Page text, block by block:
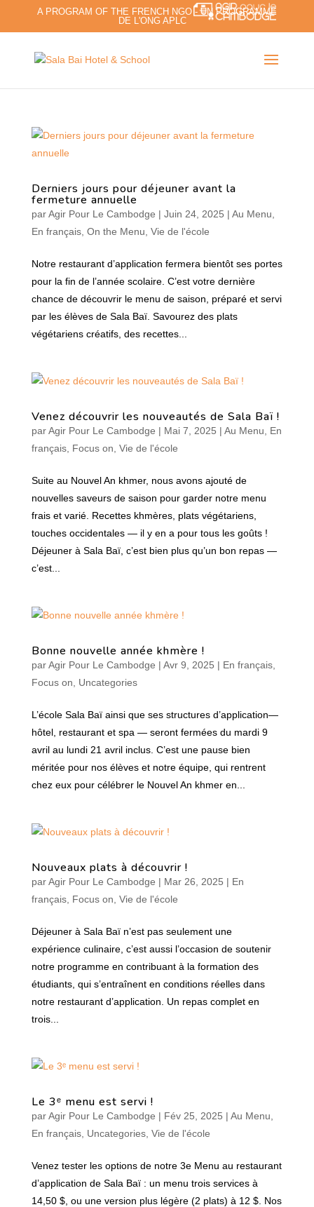
A PROGRAM OF THE FRENCH NGO - UN PROGRAMME
DE L'ONG APLC
Derniers jours pour déjeuner avant la
fermeture annuelle
parAgir Pour Le Cambodge | Juin 24, 2025 | Au Menu
En français, On the Menu Vie de l'école
Notre restaurant d’application fermera bientôt ses portes
pour la fin de l’année scolaire. C’est votre dernière
chance de découvrir le menu de saison, préparé et servi
par les élèves de Sala Baï. Savourez des plats
végétariens créatifs, des recettes...
Venez découvrir les nouveautés de Sala Baï !
parAgir Pour Le Cambodge | Mai 7, 2025 | Au Menu
En
français, Focus on Vie de l'école
Suite au Nouvel An khmer, nous avons ajouté de
nouvelles saveurs de saison pour garder notre menu
frais et varié. Recettes khmères, plats végétariens,
touches occidentales — il y en a pour tous les goûts !
Déjeuner à Sala Baï, c’est bien plus qu’un bon repas —
c’est...
Bonne nouvelle année khmère !
parAgir Pour Le Cambodge | Avr 9, 2025 | En français,
Focus on
Uncategories
L’école Sala Baï ainsi que ses structures d’application—
hôtel, restaurant et spa — seront fermées du mardi 9
avril au lundi 21 avril inclus. C’est une pause bien
méritée pour nos élèves et notre équipe, qui rentrent
chez eux pour célébrer le Nouvel An khmer en...
Nouveaux plats à découvrir !
parAgir Pour Le Cambodge | Mar 26, 2025 | En
français, Focus on Vie de l'école
Déjeuner à Sala Baï n’est pas seulement une
expérience culinaire, c’est aussi l’occasion de soutenir
notre programme en contribuant à la formation des
étudiants, qui s’entraînent en conditions réelles dans
notre restaurant d’application. Un repas complet en
trois...
Le 3ᵉ menu est servi !
parAgir Pour Le Cambodge | Fév 25, 2025 | Au Menu
En français, Uncategories, Vie de l'école
Venez tester les options de notre 3e Menu au restaurant
d’application de Sala Baï : un menu trois services à
14,50 $, ou une version plus légère (2 plats) à 12 $. Nos